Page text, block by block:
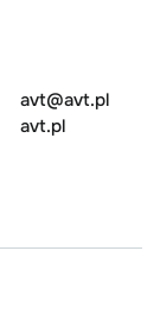
avt@avt.pl
avt.pl